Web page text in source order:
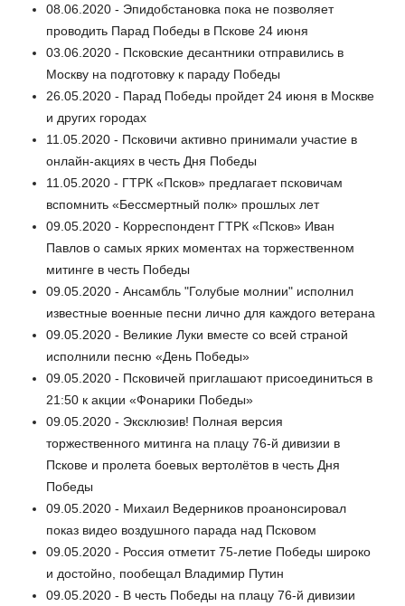
08.06.2020 - Эпидобстановка пока не позволяет
проводить Парад Победы в Пскове 24 июня
03.06.2020 - Псковские десантники отправились в
Москву на подготовку к параду Победы
26.05.2020 - Парад Победы пройдет 24 июня в Москве
и других городах
11.05.2020 - Псковичи активно принимали участие в
онлайн-акциях в честь Дня Победы
11.05.2020 - ГТРК «Псков» предлагает псковичам
вспомнить «Бессмертный полк» прошлых лет
09.05.2020 - Корреспондент ГТРК «Псков» Иван
Павлов о самых ярких моментах на торжественном
митинге в честь Победы
09.05.2020 - Ансамбль "Голубые молнии" исполнил
известные военные песни лично для каждого ветерана
09.05.2020 - Великие Луки вместе со всей страной
исполнили песню «День Победы»
09.05.2020 - Псковичей приглашают присоединиться в
21:50 к акции «Фонарики Победы»
09.05.2020 - Эксклюзив! Полная версия
торжественного митинга на плацу 76-й дивизии в
Пскове и пролета боевых вертолётов в честь Дня
Победы
09.05.2020 - Михаил Ведерников проанонсировал
показ видео воздушного парада над Псковом
09.05.2020 - Россия отметит 75-летие Победы широко
и достойно, пообещал Владимир Путин
09.05.2020 - В честь Победы на плацу 76-й дивизии